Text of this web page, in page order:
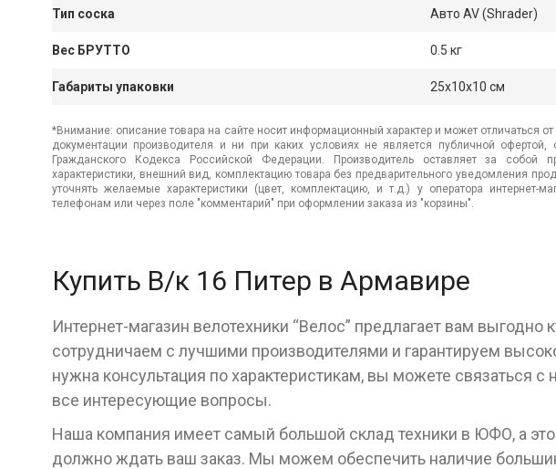
Тип соска Авто AV (Shrader)
Вес БРУТТО 0.5 кг
Габариты упаковки 25x10x10 см
*Внимание: описание товара на сайте носит информационный характер и может отличаться
документации производителя и ни при каких условиях не является публичной
Гражданского Кодекса Российской Федерации. Производитель оставляет за собой
характеристики, внешний вид, комплектацию товара без предварительного уведомления
уточнять желаемые характеристики (цвет, комплектацию, и т.д.) у оператора интернет-
телефонам или через поле "комментарий" при оформлении заказа из "корзины".
Купить В/к 16 Питер в Армавире
Интернет-магазин велотехники “Велос” предлагает вам выгодно
сотрудничаем с лучшими производителями и гарантируем
нужна консультация по характеристикам, вы можете связаться
все интересующие вопросы.
Наша компания имеет самый большой склад техники в ЮФО, а это
должно ждать ваш заказ. Мы можем обеспечить наличие